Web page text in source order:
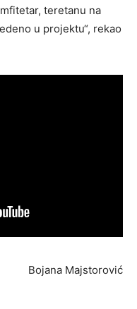
teretanu na
u projektu“, rekao
Bojana Majstorović